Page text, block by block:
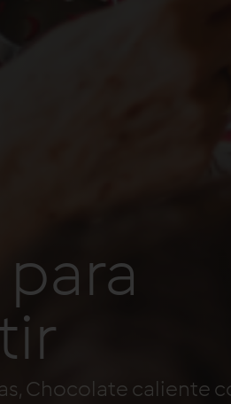
Chocolate caliente